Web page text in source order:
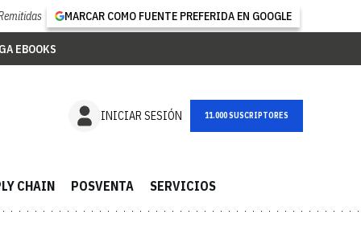
MARCAR COMO FUENTE PREFERIDA EN GOOGLE
EBOOKS
INICIAR SESIÓN NEWSLETTER
CHAIN POSVENTA SERVICIOS